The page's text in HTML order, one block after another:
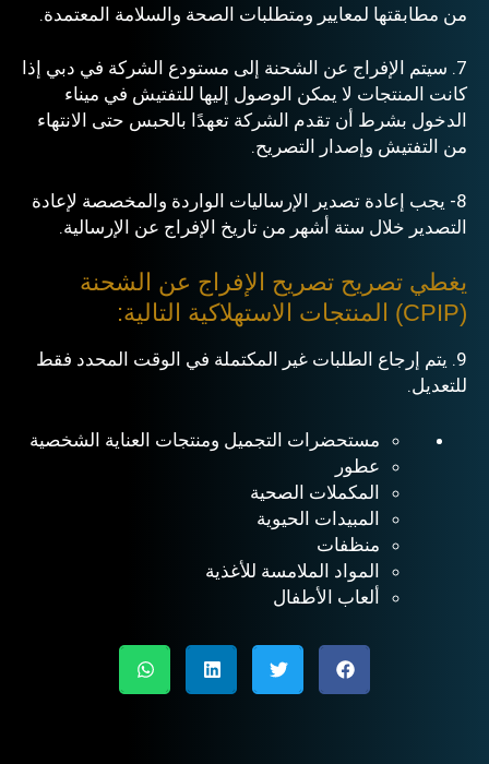
من مطابقتها لمعايير ومتطلبات الصحة والسلامة المعتمدة.
7. سيتم الإفراج عن الشحنة إلى مستودع الشركة في دبي إذا
كانت المنتجات لا يمكن الوصول إليها للتفتيش في ميناء
الدخول بشرط أن تقدم الشركة تعهدًا بالحبس حتى الانتهاء
من التفتيش وإصدار التصريح.
8- يجب إعادة تصدير الإرساليات الواردة والمخصصة لإعادة
التصدير خلال ستة أشهر من تاريخ الإفراج عن الإرسالية.
يغطي تصريح تصريح الإفراج عن الشحنة
(CPIP) المنتجات الاستهلاكية التالية:
9. يتم إرجاع الطلبات غير المكتملة في الوقت المحدد فقط
للتعديل.
مستحضرات التجميل ومنتجات العناية الشخصية
عطور
المكملات الصحية
المبيدات الحيوية
منظفات
المواد الملامسة للأغذية
ألعاب الأطفال